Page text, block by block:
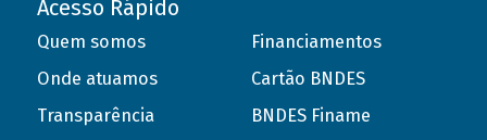
Acesso Rápido
Quem somos
Onde atuamos
Transparência
Financiamentos
Cartão BNDES
BNDES Finame